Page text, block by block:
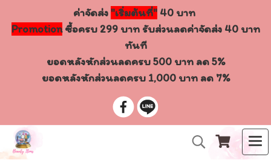
ค่าจัดส่ง "เริ่มต้นที่" 40 บาท
Promotionซื้อครบ 299 บาท รับส่วนลดค่าจัดส่ง 40 บาท
ทันที
ยอดหลังหักส่วนลดครบ 500 บาท ลด 5%
ยอดหลังหักส่วนลดครบ 1,000 บาท ลด 7%